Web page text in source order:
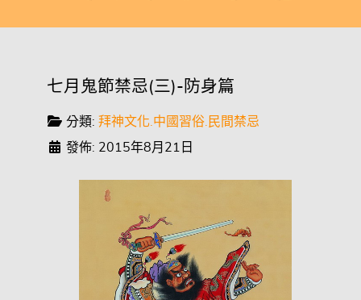
七月鬼節禁忌(三)-防身篇
分類: 拜神文化.中國習俗.民間禁忌
發佈: 2015年8月21日